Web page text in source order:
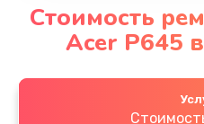
Стоимость
Acer P645